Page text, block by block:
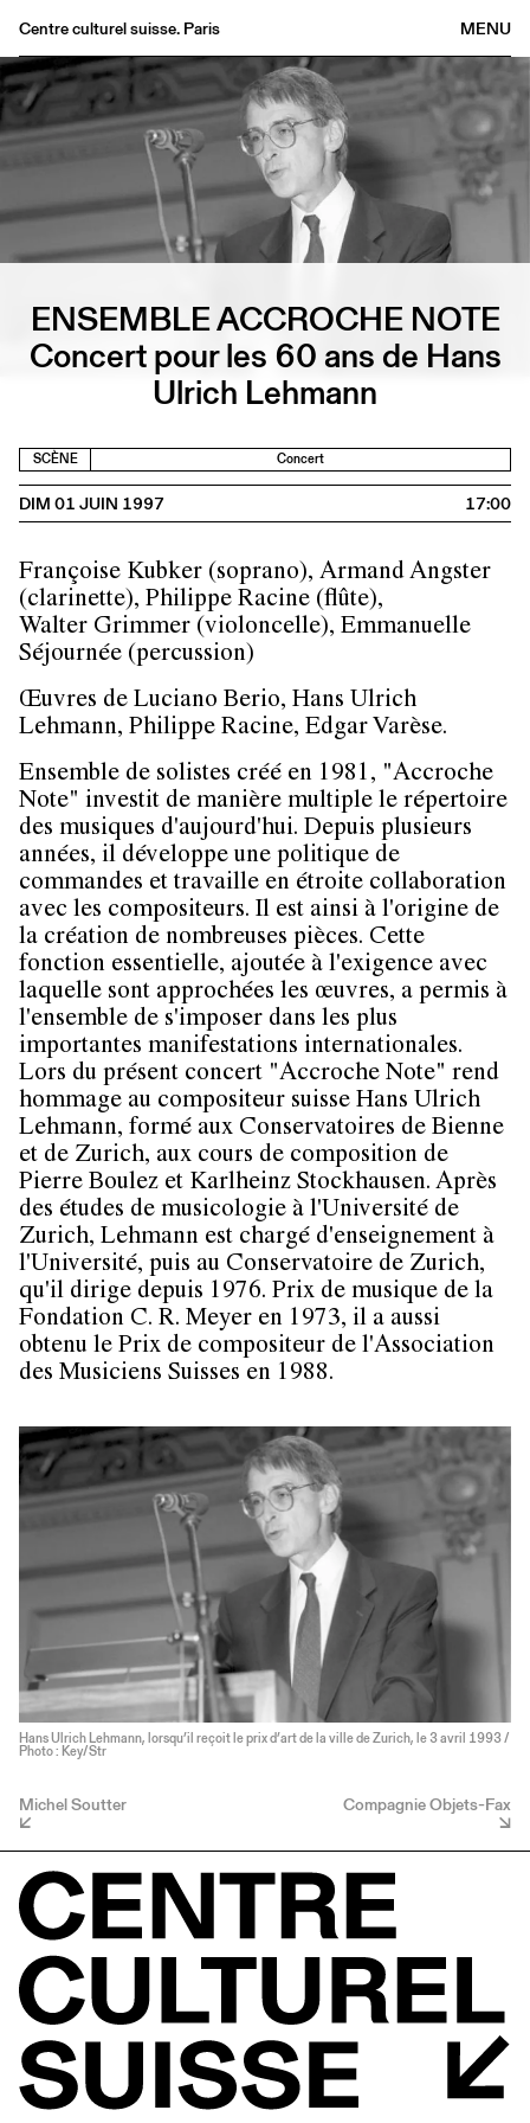
MENU
Centre culturel suisse. Paris
Agenda
Librairie
Médiathèque
Éditions
Informations
FR/
ENSEMBLE ACCROCHE NOTE
Concert pour les 60 ans de Hans
Ulrich Lehmann
SCÈNE Concert
DIM 01 JUIN 1997 17:00
Françoise Kubker (soprano), Armand Angster
(clarinette), Philippe Racine (flûte),
Walter Grimmer (violoncelle), Emmanuelle
Séjournée (percussion)
Œuvres de Luciano Berio, Hans Ulrich
Lehmann, Philippe Racine, Edgar Varèse.
Ensemble de solistes créé en 1981, "Accroche
Note" investit de manière multiple le répertoire
des musiques d'aujourd'hui. Depuis plusieurs
années, il développe une politique de
commandes et travaille en étroite collaboration
avec les compositeurs. Il est ainsi à l'origine de
la création de nombreuses pièces. Cette
fonction essentielle, ajoutée à l'exigence avec
laquelle sont approchées les œuvres, a permis à
l'ensemble de s'imposer dans les plus
importantes manifestations internationales.
Lors du présent concert "Accroche Note" rend
hommage au compositeur suisse Hans Ulrich
Lehmann, formé aux Conservatoires de Bienne
et de Zurich, aux cours de composition de
Pierre Boulez et Karlheinz Stockhausen. Après
des études de musicologie à l'Université de
Zurich, Lehmann est chargé d'enseignement à
l'Université, puis au Conservatoire de Zurich,
qu'il dirige depuis 1976. Prix de musique de la
Fondation C. R. Meyer en 1973, il a aussi
obtenu le Prix de compositeur de l'Association
des Musiciens Suisses en 1988.
Hans Ulrich Lehmann, lorsqu’il reçoit le prix d’art de la ville de Zurich, le 3 avril 1993 /
Photo : Key/Str
Michel Soutter Compagnie Objets-Fax